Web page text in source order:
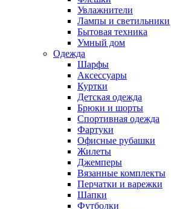
Увлажнители
Лампы и светильники
Бытовая техника
Умный дом
Одежда
Шарфы
Аксессуары
Куртки
Детская одежда
Брюки и шорты
Спортивная одежда
Фартуки
Офисные рубашки
Жилеты
Джемперы
Вязанные комплекты
Перчатки и варежки
Шапки
Футболки